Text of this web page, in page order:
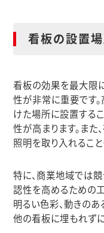
看板の設置
看板の効果を最大限
性が非常に重要です
けた場所に設置する
性が高まります。また
照明を取り入れること
特に、商業地域では
認性を高めるための
明るい色彩、動きのあ
他の看板に埋もれず